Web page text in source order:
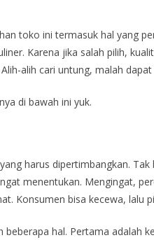
toko ini termasuk hal yang
Karena jika salah pilih,
alih cari untung, malah
di bawah ini yuk.
harus dipertimbangkan. Tak
menentukan. Mengingat,
Konsumen bisa kecewa, lalu
hal. Pertama adalah